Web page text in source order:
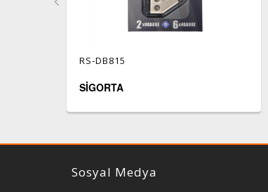
RS-DB815
SİGORTA
Sosyal Medya